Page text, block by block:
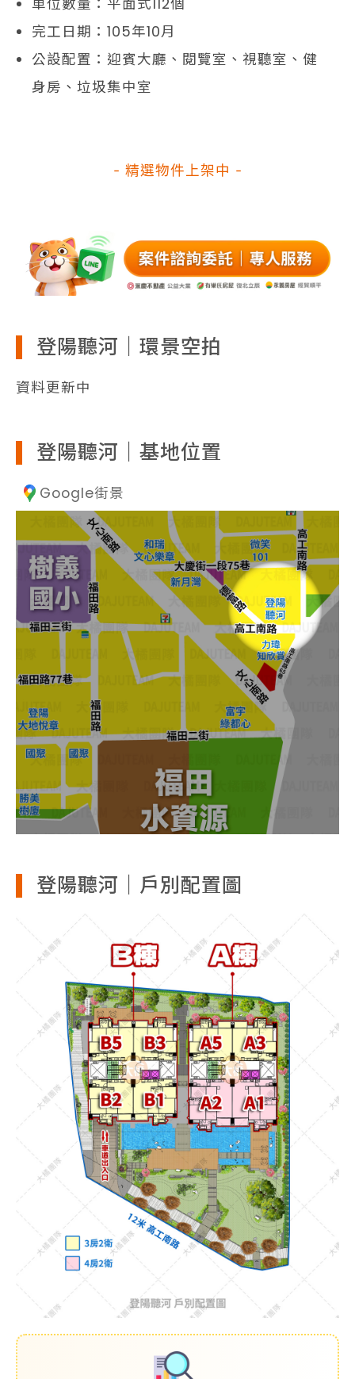
車位數量：平面式112個
完工日期：105年10月
公設配置：迎賓大廳、閱覽室、視聽室、健
身房、垃圾集中室
- 精選物件上架中 -
登陽聽河｜環景空拍
資料更新中
登陽聽河｜基地位置
Google街景
登陽聽河｜戶別配置圖